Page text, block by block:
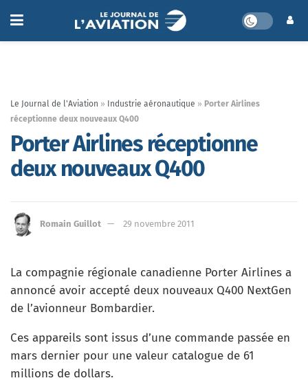
Le Journal de l'Aviation » Industrie aéronautique » Porter Airlines
réceptionne deux nouveaux Q400
Porter Airlines réceptionne
deux nouveaux Q400
Romain Guillot 29 novembre 2011
La compagnie régionale canadienne Porter Airlines a
annoncé avoir accepté deux nouveaux Q400 NextGen
de l’avionneur Bombardier.
Ces appareils sont issus d’une commande passée en
mars dernier pour une valeur catalogue de 61
millions de dollars.